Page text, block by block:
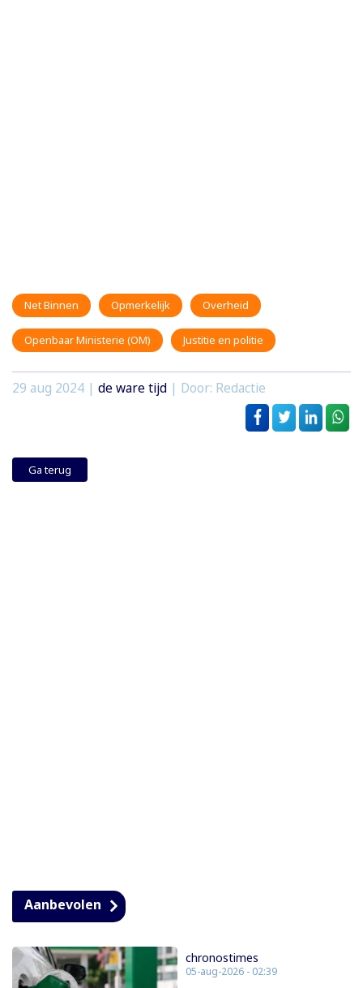
Net Binnen Opmerkelijk Overheid
Openbaar Ministerie (OM) Justitie en politie
29 aug 2024 | de ware tijd | Door: Redactie
Ga terug
Aanbevolen
chronostimes
05-aug-2026 - 02:39